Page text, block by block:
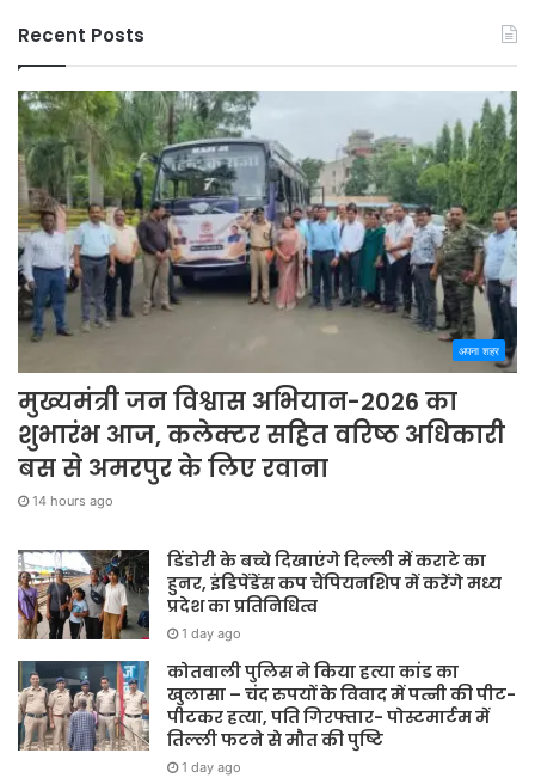
Recent Posts
अपना शहर
मुख्यमंत्री जन विश्वास अभियान-2026 का
शुभारंभ आज, कलेक्टर सहित वरिष्ठ अधिकारी
बस से अमरपुर के लिए रवाना
14 hours ago
डिंडोरी के बच्चे दिखाएंगे दिल्ली में कराटे का
हुनर, इंडिपेंडेंस कप चैंपियनशिप में करेंगे मध्य
प्रदेश का प्रतिनिधित्व
1 day ago
कोतवाली पुलिस ने किया हत्या कांड का
खुलासा – चंद रुपयों के विवाद में पत्नी की पीट-
पीटकर हत्या, पति गिरफ्तार- पोस्टमार्टम में
तिल्ली फटने से मौत की पुष्टि
1 day ago